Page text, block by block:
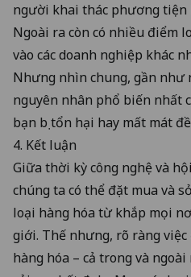
người khai thác phương tiện
Ngoài ra còn có nhiều điểm
vào các doanh nghiệp khác
Nhưng nhìn chung, gần
nguyên nhân phổ biến nhất
bạn bị tổn hại hay mất mát
4. Kết luận
Giữa thời kỳ công nghệ và
chúng ta có thể đặt mua và
loại hàng hóa từ khắp mọi
giới. Thế nhưng, rõ ràng việc
hàng hóa – cả trong và